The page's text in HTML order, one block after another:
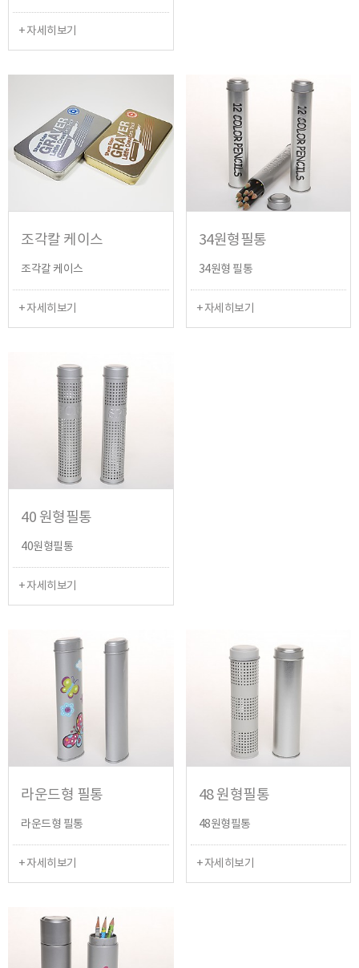
+ 자세히보기
조각칼 케이스
조각칼 케이스
+ 자세히보기
34원형필통
34원형 필통
+ 자세히보기
40 원형필통
40원형필통
+ 자세히보기
라운드형 필통
라운드형 필통
+ 자세히보기
48 원형필통
48원형필통
+ 자세히보기